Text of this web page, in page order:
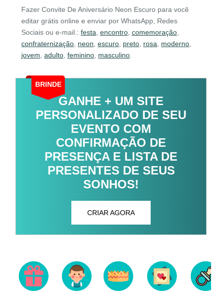
Fazer Convite De Aniversário Neon Escuro para você
editar grátis online e enviar por WhatsApp, Redes
Sociais ou e-mail.: festa encontro comemoração
confraternização neon escuro preto rosa moderno
jovem adulto feminino masculino
BRINDE
GANHE + UM SITE
PERSONALIZADO DE SEU
EVENTO COM
CONFIRMAÇÃO DE
PRESENÇA E LISTA DE
PRESENTES DE SEUS
SONHOS!
CRIAR AGORA